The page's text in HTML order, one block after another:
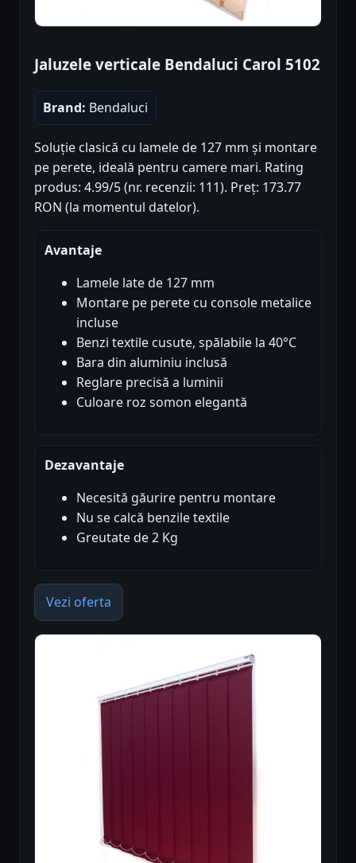
Jaluzele verticale Bendaluci Carol 5102
Brand: Bendaluci
Soluție clasică cu lamele de 127 mm și montare
pe perete, ideală pentru camere mari. Rating
produs: 4.99/5 (nr. recenzii: 111). Preț: 173.77
RON (la momentul datelor).
Avantaje
Lamele late de 127 mm
Montare pe perete cu console metalice
incluse
Benzi textile cusute, spălabile la 40°C
Bara din aluminiu inclusă
Reglare precisă a luminii
Culoare roz somon elegantă
Dezavantaje
Necesită găurire pentru montare
Nu se calcă benzile textile
Greutate de 2 Kg
Vezi oferta